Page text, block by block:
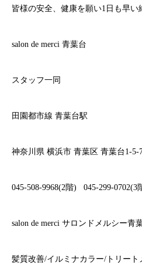
皆様の安全、健康を願い1 日も早い
salon de merci 青葉台
スタッフ一同
田園都市線 青葉台駅
神奈川県 横浜市 青葉区 青葉台1-5-
045-508-9968(2 階) 045-299-0702(3
salon de merci サロンドメルシー青
髪質改善/イルミナカラー/ トリート